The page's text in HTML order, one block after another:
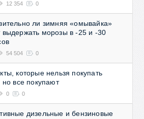
12 354 0
ли зимняя «омывайка»
выдержать морозы в -25 и -30
54 504 0
которые нельзя покупать
но все покупают
0 0
дизельные и бензиновые